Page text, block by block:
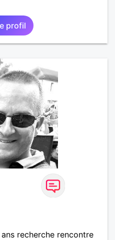
profil
recherche rencontre